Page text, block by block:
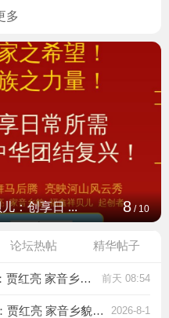
多
日 ... 8/10
论坛热帖 精华帖子
前天 08:54
貌 福鑫祥贝儿 起创者
2026-8-1
乡貌 福鑫祥贝儿 起创者